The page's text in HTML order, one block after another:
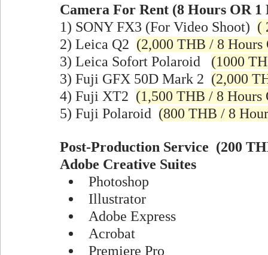
Camera For Rent (8 Hours OR
1) SONY FX3 (For Video Shoot) (
2) Leica Q2 (2,000 THB / 8
3) Leica Sofort Polaroid (1000
3) Fuji GFX 50D Mark 2 (2,000
4) Fuji XT2 (1,500 THB / 8
5) Fuji Polaroid (800 THB / 8
Post-Production Service  (200
Adobe Creative Suites
Photoshop
Illustrator
Adobe Express
Acrobat
Premiere Pro